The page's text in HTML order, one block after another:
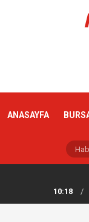
ANASAYFA
10:18
/